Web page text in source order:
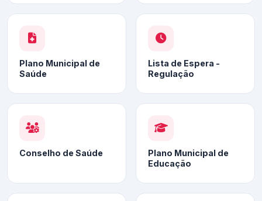
Plano Municipal de
Saúde
Lista de Espera -
Regulação
Conselho de Saúde
Plano Municipal de
Educação